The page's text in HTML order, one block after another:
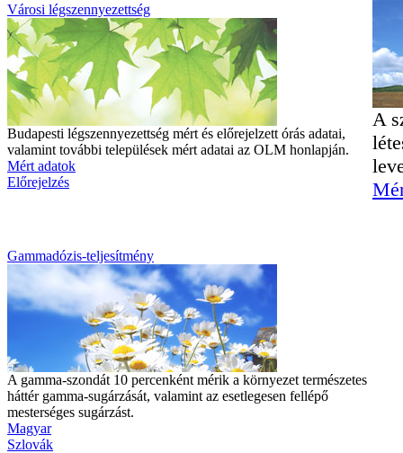
Városi légszennyezettség
Budapesti légszennyezettség mért és előrejelzett órás adatai,
valamint további települések mért adatai az OLM honlapján.
Mért adatok
Előrejelzés
A
Gammadózis-teljesítmény
A gamma-szondát 10 percenként mérik a környezet természetes
háttér gamma-sugárzását, valamint az esetlegesen fellépő
mesterséges sugárzást.
Magyar
Szlovák